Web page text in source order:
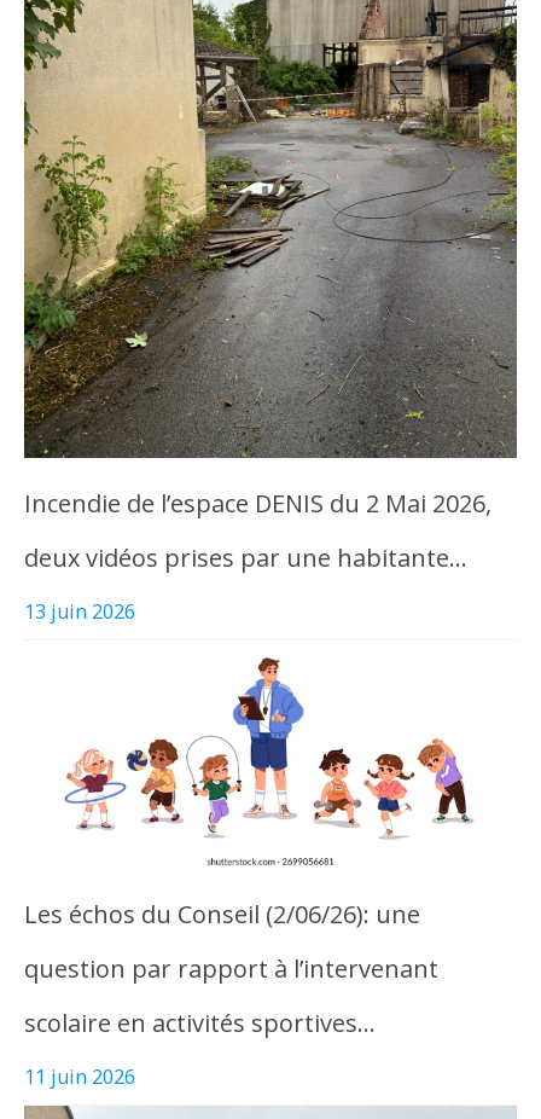
Incendie de l’espace DENIS du 2 Mai 2026,
deux vidéos prises par une habitante…
13 juin 2026
Les échos du Conseil (2/06/26): une
question par rapport à l’intervenant
scolaire en activités sportives…
11 juin 2026